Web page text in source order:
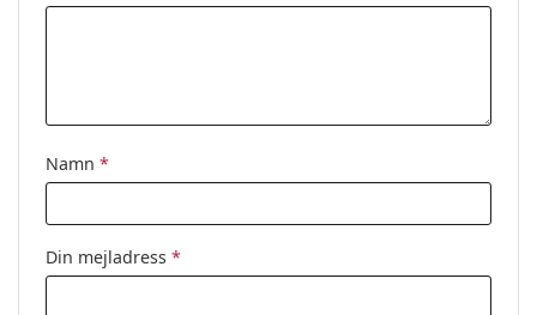
Namn *
Din mejladress *